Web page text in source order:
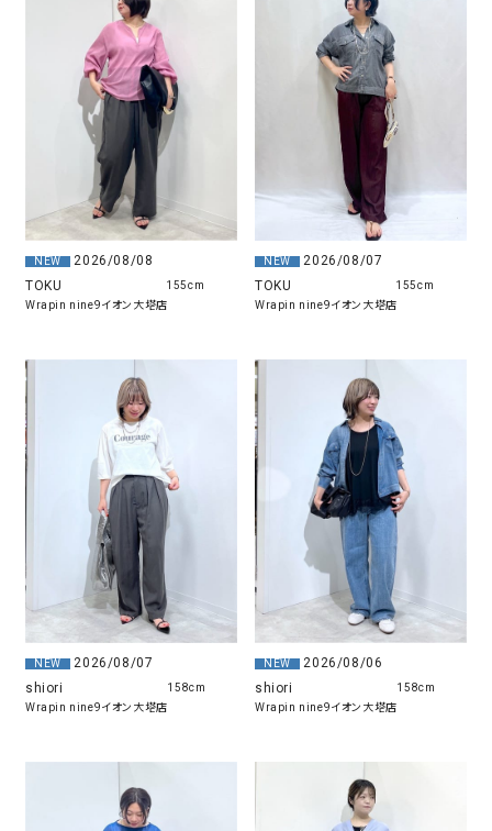
NEW
2026/08/08
TOKU
Wrapin nine9イオン大塔店
155cm
NEW
2026/08/07
TOKU
Wrapin nine9イオン大塔店
155cm
NEW
2026/08/07
shiori
Wrapin nine9イオン大塔店
158cm
NEW
2026/08/06
shiori
Wrapin nine9イオン大塔店
158cm